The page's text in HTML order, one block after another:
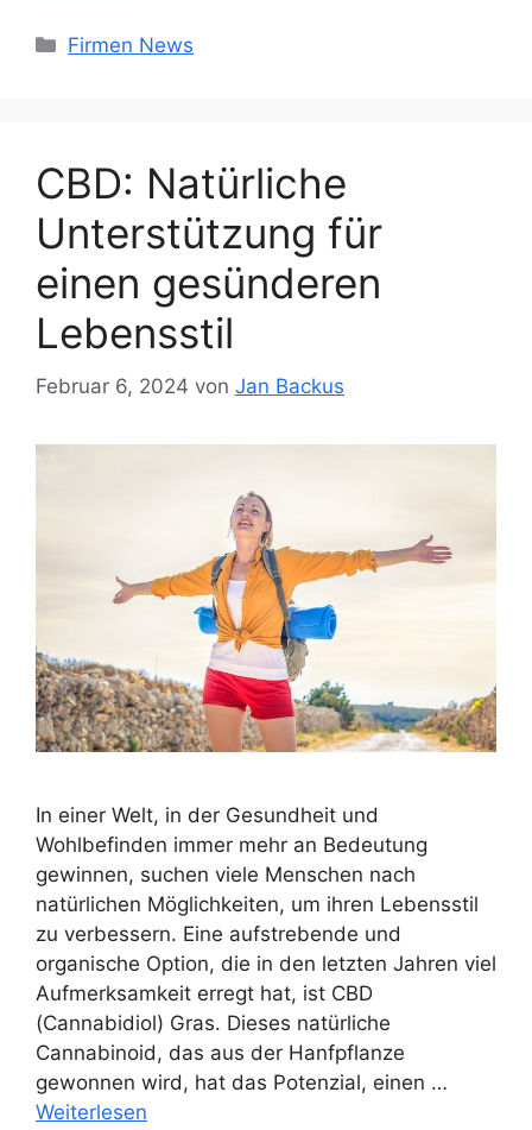
Kategorien
Firmen News
CBD: Natürliche
Unterstützung für
einen gesünderen
Lebensstil
Februar 6, 2024 von Jan Backus
In einer Welt, in der Gesundheit und
Wohlbefinden immer mehr an Bedeutung
gewinnen, suchen viele Menschen nach
natürlichen Möglichkeiten, um ihren Lebensstil
zu verbessern. Eine aufstrebende und
organische Option, die in den letzten Jahren viel
Aufmerksamkeit erregt hat, ist CBD
(Cannabidiol) Gras. Dieses natürliche
Cannabinoid, das aus der Hanfpflanze
gewonnen wird, hat das Potenzial, einen …
Weiterlesen